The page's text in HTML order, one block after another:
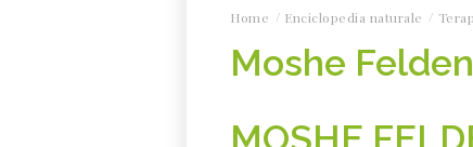
Home Enciclopedia naturale
Moshe
MOSHE